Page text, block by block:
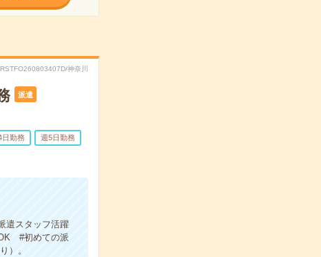
神奈川
派遣
日勤務 週5日勤務
遣スタッフ活躍
#初めての派
）。